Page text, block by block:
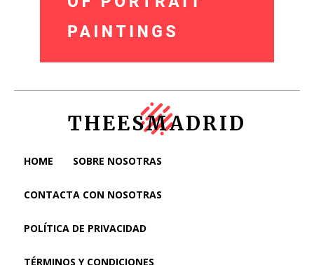
THEESMADRID
HOME SOBRE NOSOTRAS
CONTACTA CON NOSOTRAS
POLÍTICA DE PRIVACIDAD
TÉRMINOS Y CONDICIONES